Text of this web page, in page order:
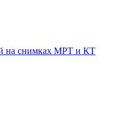
на снимках МРТ и КТ